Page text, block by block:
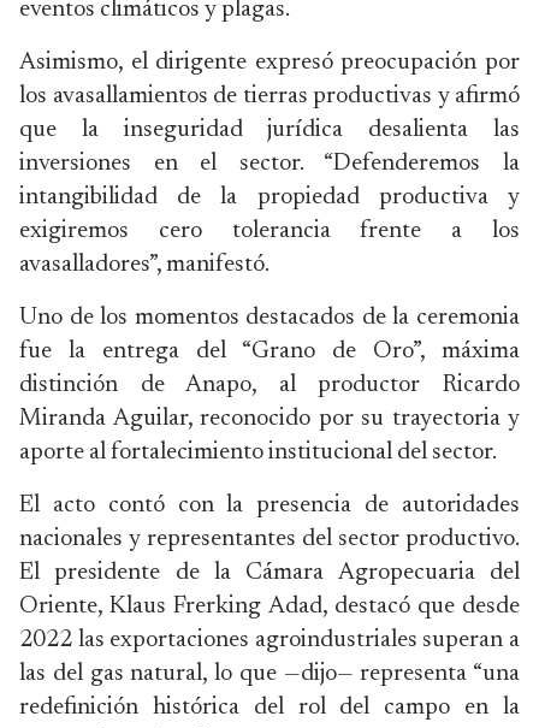
eventos climáticos y plagas.
Asimismo, el dirigente expresó preocupación por
los avasallamientos de tierras productivas y afirmó
que la inseguridad jurídica desalienta las
inversiones en el sector. “Defenderemos la
intangibilidad de la propiedad productiva y
exigiremos cero tolerancia frente a los
avasalladores”, manifestó.
Uno de los momentos destacados de la ceremonia
fue la entrega del “Grano de Oro”, máxima
distinción de Anapo, al productor Ricardo
Miranda Aguilar, reconocido por su trayectoria y
aporte al fortalecimiento institucional del sector.
El acto contó con la presencia de autoridades
nacionales y representantes del sector productivo.
El presidente de la Cámara Agropecuaria del
Oriente,Klaus Frerking Adad, destacó que desde
2022 las exportaciones agroindustriales superan a
las del gas natural, lo que —dijo— representa “una
redefinición histórica del rol del campo en la